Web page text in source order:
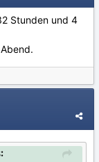
Stunden und 4